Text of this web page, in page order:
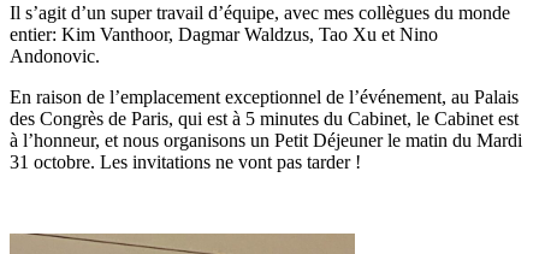
Il s’agit d’un super travail d’équipe, avec mes collègues du monde
entier: Kim Vanthoor, Dagmar Waldzus, Tao Xu et Nino
Andonovic.
En raison de l’emplacement exceptionnel de l’événement, au Palais
des Congrès de Paris, qui est à 5 minutes du Cabinet, le Cabinet est
à l’honneur, et nous organisons un Petit Déjeuner le matin du Mardi
31 octobre. Les invitations ne vont pas tarder !